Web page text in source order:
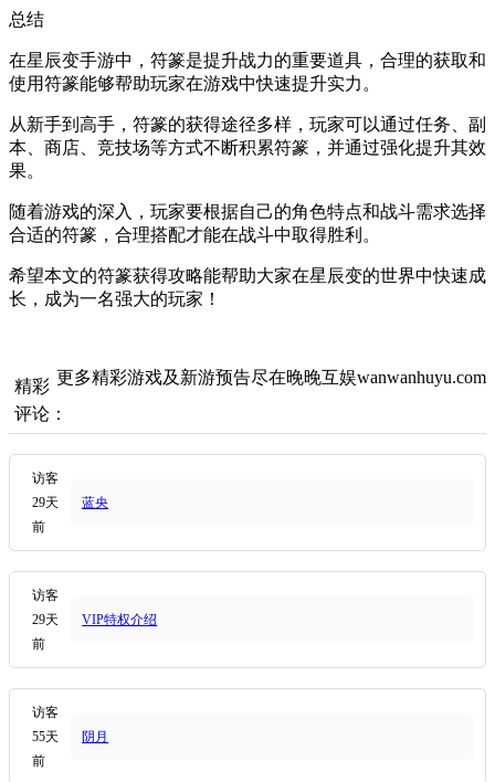
总结
在星辰变手游中，符篆是提升战力的重要道具，合理的获取和
使用符篆能够帮助玩家在游戏中快速提升实力。
从新手到高手，符篆的获得途径多样，玩家可以通过任务、副
本、商店、竞技场等方式不断积累符篆，并通过强化提升其效
果。
随着游戏的深入，玩家要根据自己的角色特点和战斗需求选择
合适的符篆，合理搭配才能在战斗中取得胜利。
希望本文的符篆获得攻略能帮助大家在星辰变的世界中快速成
长，成为一名强大的玩家！
更多精彩游戏及新游预告尽在晚晚互娱wanwanhuyu.com
精彩
评论：
访客
29天
前
蓝央
访客
29天
前
VIP特权介绍
访客
55天
前
阴月